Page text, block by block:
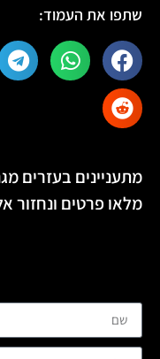
שתפו את העמוד:
מתעניינים בעזרים
מלאו פרטים ונחזור